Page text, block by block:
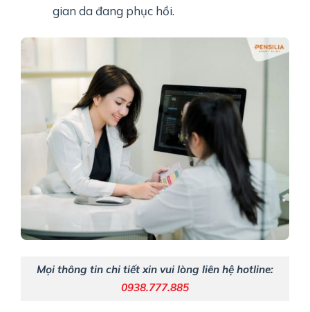
gian da đang phục hồi.
Mọi thông tin chi tiết xin vui lòng liên hệ hotline:
0938.777.885